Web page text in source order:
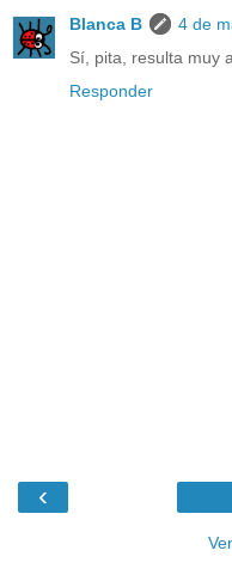
Blanca B
4 de
Sí, pita, resulta muy
Responder
‹